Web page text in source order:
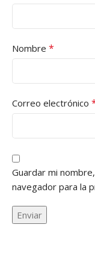
Nombre *
Correo electrónico
Guardar mi
navegador para la